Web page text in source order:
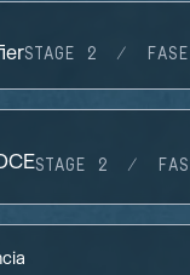
STAGE 2
STAGE 2